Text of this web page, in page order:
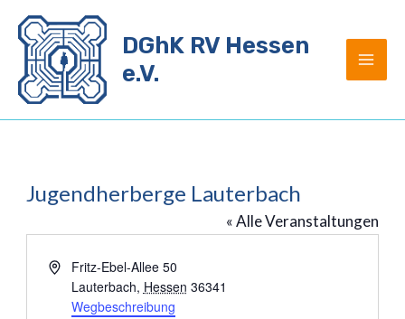
Zum
Inhalt
springen
DGhK RV Hessen
e.V.
Jugendherberge Lauterbach
« Alle Veranstaltungen
AdresseFritz-Ebel-Allee 50
Lauterbach, Hessen 36341
Wegbeschreibung